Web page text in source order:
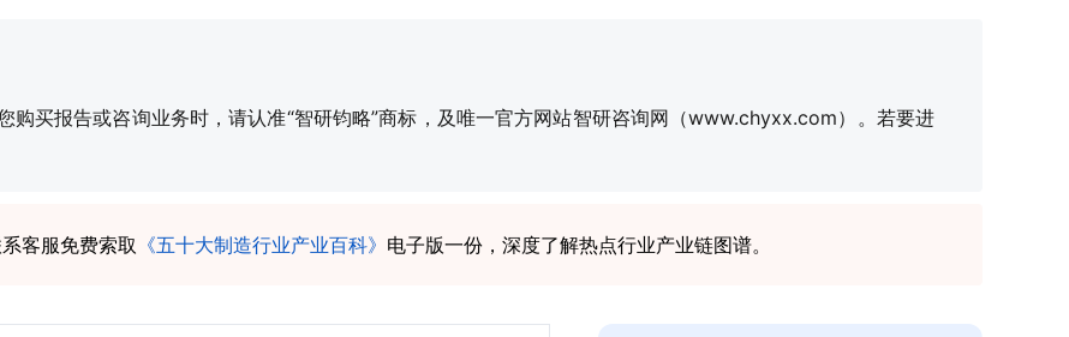
购买报告或咨询业务时，请认准“智研钧略”商标，及唯一官方网站智研咨询网（www.chyxx.com）。若要进
客服免费索取 《五十大制造行业产业百科》 电子版一份，深度了解热点行业产业链图谱。